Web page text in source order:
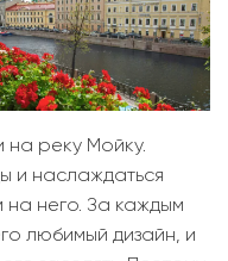
на реку Мойку.
и наслаждаться
на него. За каждым
любимый дизайн, и